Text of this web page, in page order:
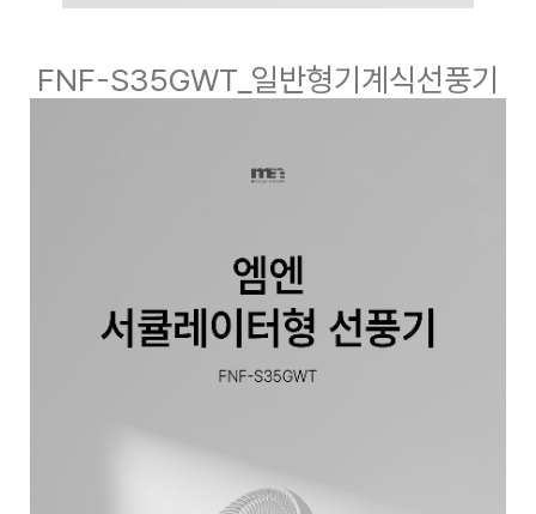
FNF-S35GWT_일반형기계식선풍기